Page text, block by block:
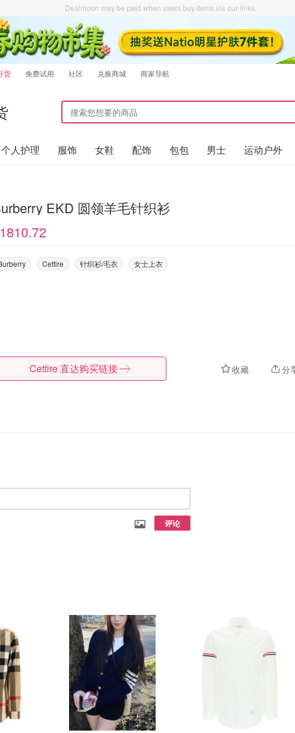
Dealmoon may be paid when users buy items via our links.
货 免费试用 社区 兑换商城 商家导航
个人护理 服饰 女鞋 配饰 包包 男士 运动户外
EKD 圆领羊毛针织衫
Cettire 针织衫/毛衣 女士上衣
收藏 分
Cettire 直达购买链接
评论